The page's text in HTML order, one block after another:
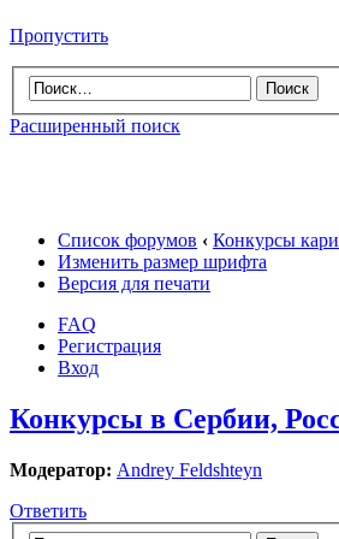
Пропустить
Расширенный поиск
Список форумов ‹ Конкурсы
Изменить размер шрифта
Версия для печати
FAQ
Регистрация
Вход
Конкурсы в Сербии,
Модератор: Andrey Feldshteyn
Ответить